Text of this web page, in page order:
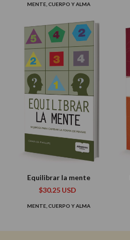
MENTE, CUERPO Y ALMA
Equilibrar la mente
$30.25 USD
MENTE, CUERPO Y ALMA